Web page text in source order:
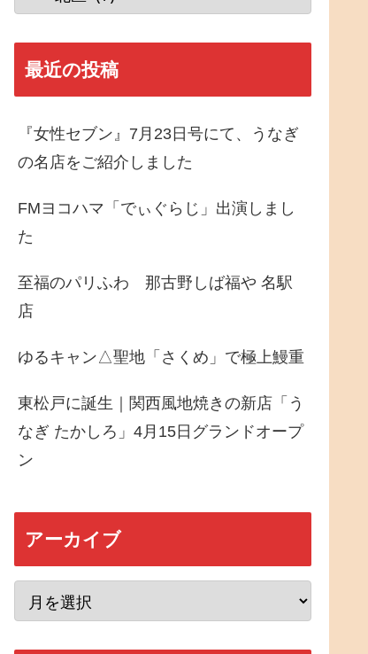
最近の投稿
『女性セブン』7月23日号にて、うなぎ
の名店をご紹介しました
FMヨコハマ「でぃぐらじ」出演しまし
た
至福のパリふわ 那古野しば福や 名駅
店
ゆるキャン△聖地「さくめ」で極上鰻重
東松戸に誕生｜関西風地焼きの新店「う
なぎ たかしろ」4月15日グランドオープ
ン
アーカイブ